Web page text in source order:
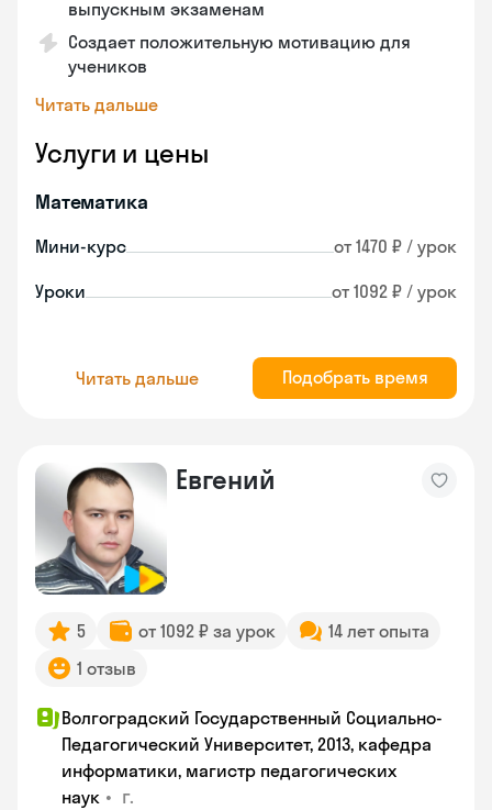
выпускным экзаменам
Создает положительную мотивацию для
учеников
Читать дальше
Услуги и цены
Математика
Мини-курс от 1470 ₽ / урок
Уроки от 1092 ₽ / урок
Читать дальше Подобрать время
Евгений
5 от 1092 ₽ за урок
14 лет опыта
1 отзыв
Волгоградский Государственный Социально-
Педагогический Университет, 2013, кафедра
информатики, магистр педагогических
наук • г.